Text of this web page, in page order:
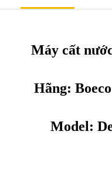
Máy cất
Hãng: Boeco
Model: